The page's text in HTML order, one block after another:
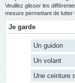
Veuillez glisser les
mesure permettant de lutter
Je garde
Un guidon
Un volant
Une ceinture